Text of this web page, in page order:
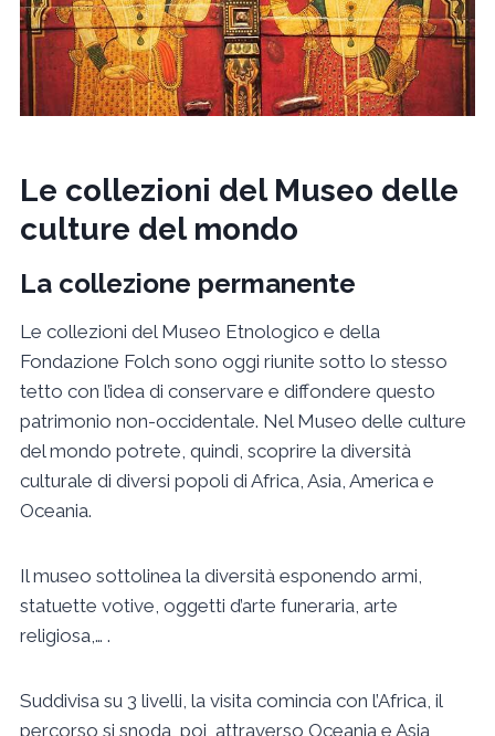
Le collezioni del Museo delle
culture del mondo
La collezione permanente
Le collezioni del Museo Etnologico e della
Fondazione Folch sono oggi riunite sotto lo stesso
tetto con l’idea di conservare e diffondere questo
patrimonio non-occidentale. Nel Museo delle culture
del mondo potrete, quindi, scoprire la diversità
culturale di diversi popoli di Africa, Asia, America e
Oceania.
Il museo sottolinea la diversità esponendo armi,
statuette votive, oggetti d’arte funeraria, arte
religiosa,… .
Suddivisa su 3 livelli, la visita comincia con l’Africa, il
percorso si snoda, poi, attraverso Oceania e Asia